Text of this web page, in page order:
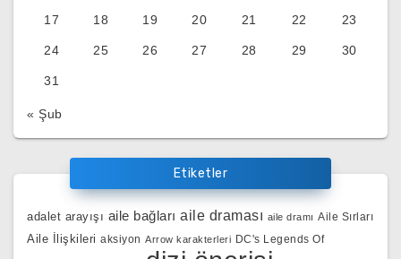
17 18 19 20 21 22 23
24 25 26 27 28 29 30
31
« Şub
Etiketler
adalet arayışı aile bağları aile draması aile dramı Aile Sırları
Aile İlişkileri aksiyon Arrow karakterleri DC's Legends Of